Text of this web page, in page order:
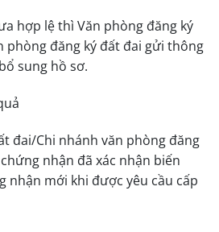
hợp lệ thì Văn phòng đăng ký
phòng đăng ký đất đai gửi thông
sung hồ sơ.
đai/Chi nhánh văn phòng đăng
nhận đã xác nhận biến
nhận mới khi được yêu cầu cấp